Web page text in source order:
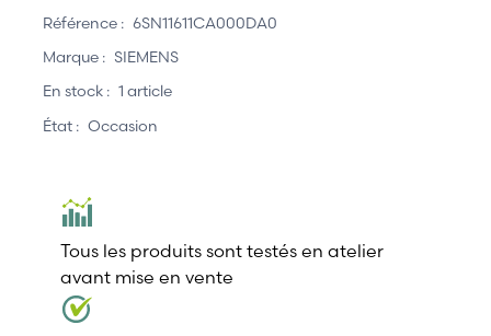
Référence : 6SN11611CA000DA0
Marque : SIEMENS
En stock : 1 article
État : Occasion
Tous les produits sont testés en atelier
avant mise en vente